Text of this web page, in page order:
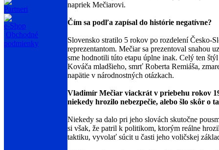
Partneri
e-Shop
Obchodné
podmienky
napriek Mečiarovi.
Čím sa podľa zapísal do histórie negatívne?
Slovensko stratilo 5 rokov po rozdelení Česko-
reprezentantom. Mečiar sa prezentoval snahou
sme hodnotili túto etapu úplne inak. Celý ten
Kováča mladšieho, smrť Roberta Remiáša,
napätie v národnostných otázkach.
Vladimír Mečiar viackrát v priebehu rokov
niekedy hrozilo nebezpečie, alebo šlo skôr
Niekedy sa dalo pri jeho slovách skutočne
si však, že patril k politikom, ktorým reálne
taktiku, vyvolať súcit u časti jeho voličskej